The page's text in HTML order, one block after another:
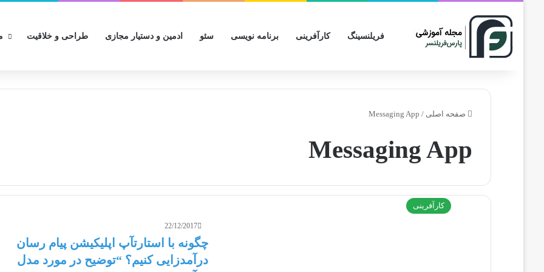
فریلنسینگ کارآفرینی برنامه نویسی سئو ادمین و دستیار مجازی طراحی و خلاقیت
صفحه اصلی /
Messaging App
Messaging App
کارآفرینی
22/12/2017
چگونه با استارت­آپ اپلیکیشن پیام ­رسان
درآمدزایی کنیم؟ “توضیح در مورد مدل